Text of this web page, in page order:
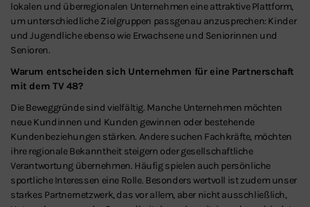
lokalen und überregionalen Unternehmen eine attraktive Plattform,
um unterschiedliche Zielgruppen passgenau anzusprechen: Kinder
und Jugendliche ebenso wie Erwachsene und Seniorinnen und
Senioren.
Warum entscheiden sich Unternehmen für eine Partnerschaft
mit dem TV 48?
Die Beweggründe sind vielfältig. Manche Unternehmen möchten
neue Kundinnen und Kunden gewinnen oder bestehende
Kundenbeziehungen stärken. Andere suchen Fachkräfte, möchten
ihre regionale Bekanntheit steigern oder gesellschaftliche
Verantwortung übernehmen. Häufig spielen auch persönliche
sportliche Interessen eine Rolle. Besonders wertvoll ist zudem unser
starkes Partnernetzwerk, das vor allem, aber nicht ausschließlich,